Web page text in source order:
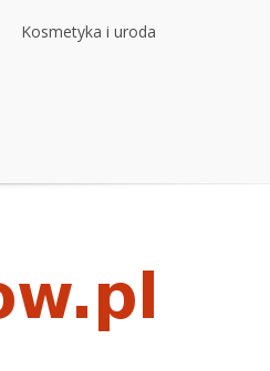
Kosmetyka i uroda